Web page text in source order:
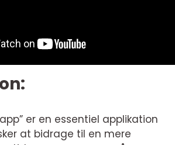
er en essentiel applikation
at bidrage til en mere